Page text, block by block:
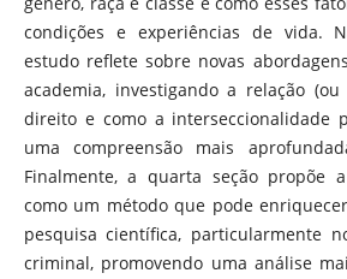
condições e experiências de vida.
estudo reflete sobre novas
academia, investigando a relação
direito e como a interseccionalidade
uma compreensão mais
Finalmente, a quarta seção propõe
como um método que pode
pesquisa científica, particularmente
criminal, promovendo uma análise